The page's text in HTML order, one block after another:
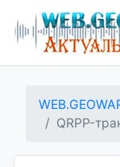
QRPP-